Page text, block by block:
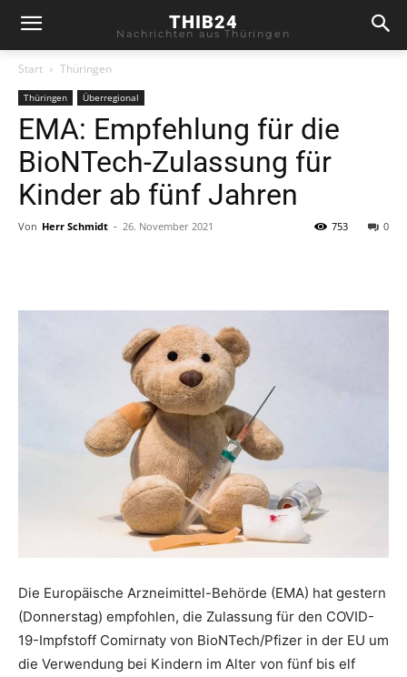
THIB24
Nachrichten aus Thüringen
Start Thüringen
Thüringen Überregional
EMA: Empfehlung für die
BioNTech-Zulassung für
Kinder ab fünf Jahren
Von Herr Schmidt - 26. November 2021 0
753
Die Europäische Arzneimittel-Behörde (EMA) hat gestern
(Donnerstag) empfohlen, die Zulassung für den COVID-
19-Impfstoff Comirnaty von BioNTech/Pfizer in der EU um
die Verwendung bei Kindern im Alter von fünf bis elf